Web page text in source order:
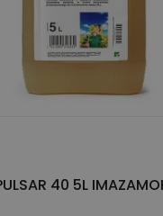
40 5L